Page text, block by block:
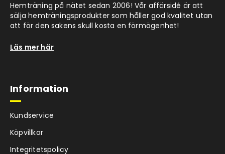
Hemträning på nätet sedan 2006! Vår affärsidé är att
sälja hemträningsprodukter som håller god kvalitet utan
att för den sakens skull kosta en förmögenhet!
Läs mer här
Information
Kundservice
Köpvillkor
Integritetspolicy